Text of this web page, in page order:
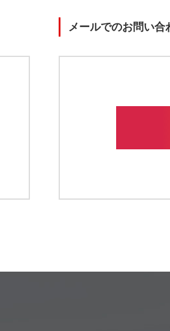
メールでのお問い合